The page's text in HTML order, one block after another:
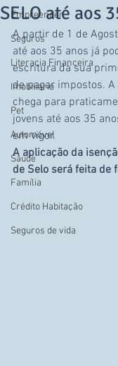
Empreender
Seguros
Literacia Financeira
Imobiliario
Pet
Automóvel
Saúde
Família
Crédito Habitação
Seguros de vida
SELO até aos
A partir de 1 de
até aos 35 anos já
escritura da sua
de pagar impostos. A
chega para
jovens até aos 35
em vigor.
A aplicação da
de Selo será feita de